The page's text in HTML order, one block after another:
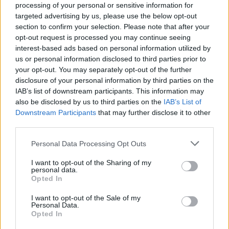
processing of your personal or sensitive information for
targeted advertising by us, please use the below opt-out
section to confirm your selection. Please note that after your
opt-out request is processed you may continue seeing
interest-based ads based on personal information utilized by
us or personal information disclosed to third parties prior to
your opt-out. You may separately opt-out of the further
disclosure of your personal information by third parties on the
IAB’s list of downstream participants. This information may
also be disclosed by us to third parties on the IAB’s List of
Downstream Participants that may further disclose it to other
Personal Data Processing Opt Outs
I want to opt-out of the Sharing of my
personal data.
Opted In
I want to opt-out of the Sale of my
Personal Data.
Opted In
disponibile a partire da 17.900 euro, oltre oneri finanziari,
accedendo a un finanziamento vantaggioso con un anticipo di
2.934 euro e 35 rate da 129 euro al mese. La proposta copre
l’intera gamma, dagli allestimenti più essenziali e funzionali a quelli
più esclusivi e ricercati, capaci di interpretare al meglio i valori
Lancia fatti di cura artigianale, raffinatezza e comfort superiore.
Disponibile in configurazioni 100% elettrica o ibrida di ultima
generazione, la Nuova Ypsilon è al vertice della sua categoria in
termini di maneggevolezza, efficienza e prestazioni, che le
versione ibrida è alimentata da un motore ibrido di ultima
48V a 3 cilindri, abbinato al cambio automatico e-DCT a 6 rapporti
e sistemi di manovra a basso consumi. Tutto ciò assicura massima
e, in alcune condizioni, anche la mobilità elettrica.